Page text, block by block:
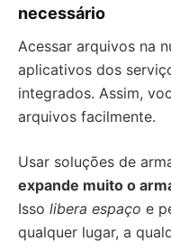
necessário
Acessar arquivos na
aplicativos dos
integrados. Assim,
arquivos facilmente.
Usar soluções de
expande muito o
Isso libera espaço e
qualquer lugar, a